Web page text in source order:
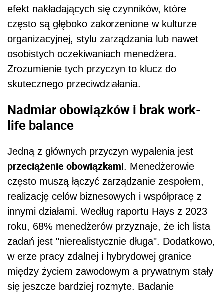
efekt nakładających się czynników, które
często są głęboko zakorzenione w kulturze
organizacyjnej, stylu zarządzania lub nawet
osobistych oczekiwaniach menedżera.
Zrozumienie tych przyczyn to klucz do
skutecznego przeciwdziałania.
Nadmiar obowiązków i brak work-
life balance
Jedną z głównych przyczyn wypalenia jest
przeciążenie obowiązkami. Menedżerowie
często muszą łączyć zarządzanie zespołem,
realizację celów biznesowych i współpracę z
innymi działami. Według raportu Hays z 2023
roku, 68% menedżerów przyznaje, że ich lista
zadań jest "nierealistycznie długa". Dodatkowo,
w erze pracy zdalnej i hybrydowej granice
między życiem zawodowym a prywatnym stały
się jeszcze bardziej rozmyte. Badanie